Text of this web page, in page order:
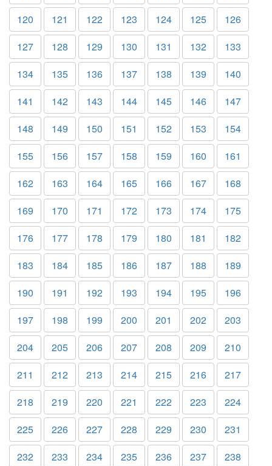
120
121 122 123 124 125
126
127
128 129 130 131 132
133
134
135 136 137 138 139
140
141
142 143 144 145 146
147
148
149 150 151 152 153
154
155
156 157 158 159 160
161
162
163 164 165 166 167
168
169
170 171 172 173 174
175
176
177 178 179 180 181
182
183
184 185 186 187 188
189
190
191 192 193 194 195
196
197
198 199 200 201 202
203
204
205 206 207 208 209
210
211
212 213 214 215 216
217
218
219 220 221 222 223
224
225
226 227 228 229 230
231
232
233 234 235 236 237
238